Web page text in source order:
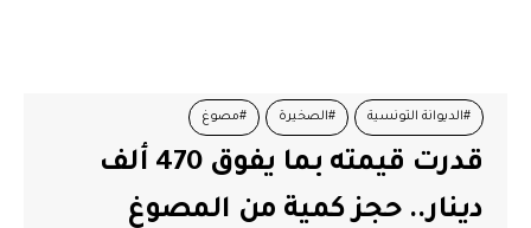
#الديوانة التونسية #الصخيرة #مصوغ
قدرت قيمته بما يفوق 470 ألف
دينار.. حجز كمية من المصوغ